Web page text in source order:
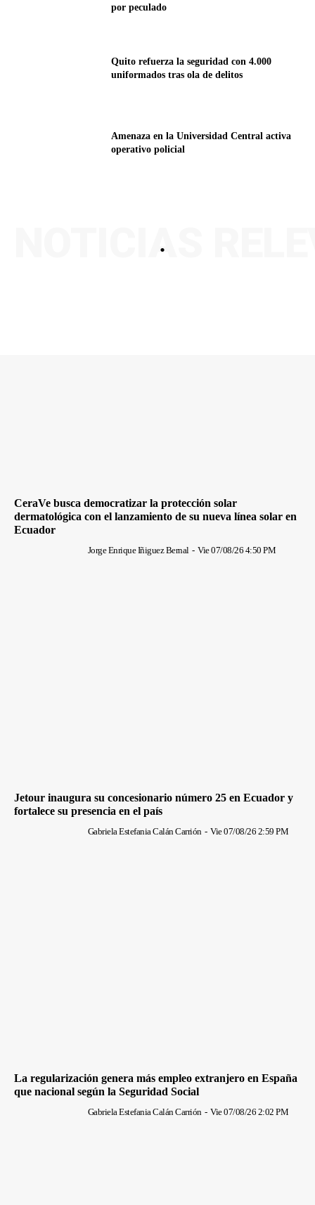
por peculado
Quito refuerza la seguridad con 4.000
uniformados tras ola de delitos
Amenaza en la Universidad Central activa
operativo policial
.
NOTICIAS
CeraVe busca democratizar la protección solar
dermatológica con el lanzamiento de su nueva línea solar en
Ecuador
Jorge Enrique Iñiguez Bernal - Vie 07/08/26 4:50 PM
Jetour inaugura su concesionario número 25 en Ecuador y
fortalece su presencia en el país
Gabriela Estefania Calán Carrión - Vie 07/08/26 2:59 PM
La regularización genera más empleo extranjero en España
que nacional según la Seguridad Social
Gabriela Estefania Calán Carrión - Vie 07/08/26 2:02 PM